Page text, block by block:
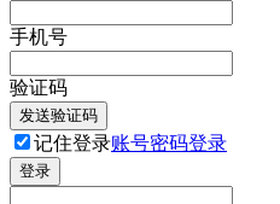
手机号
验证码
发送验证码
记住登录账号密码登录
登录